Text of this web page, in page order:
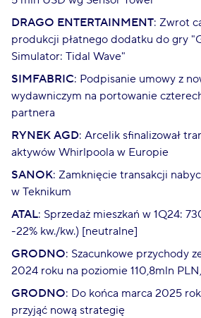
DRAGO ENTERTAINMENT: Zwrot
produkcji płatnego dodatku do gry
Simulator: Tidal Wave"
SIMFABRIC: Podpisanie umowy z
wydawniczym na portowanie
partnera
RYNEK AGD: Arcelik sfinalizował
aktywów Whirlpoola w Europie
SANOK: Zamknięcie transakcji
w Teknikum
ATAL: Sprzedaż mieszkań w 1Q24:
-22% kw./kw.) [neutralne]
GRODNO: Szacunkowe przychody
2024 roku na poziomie 110,8mln
GRODNO: Do końca marca 2025
przyjąć nową strategię